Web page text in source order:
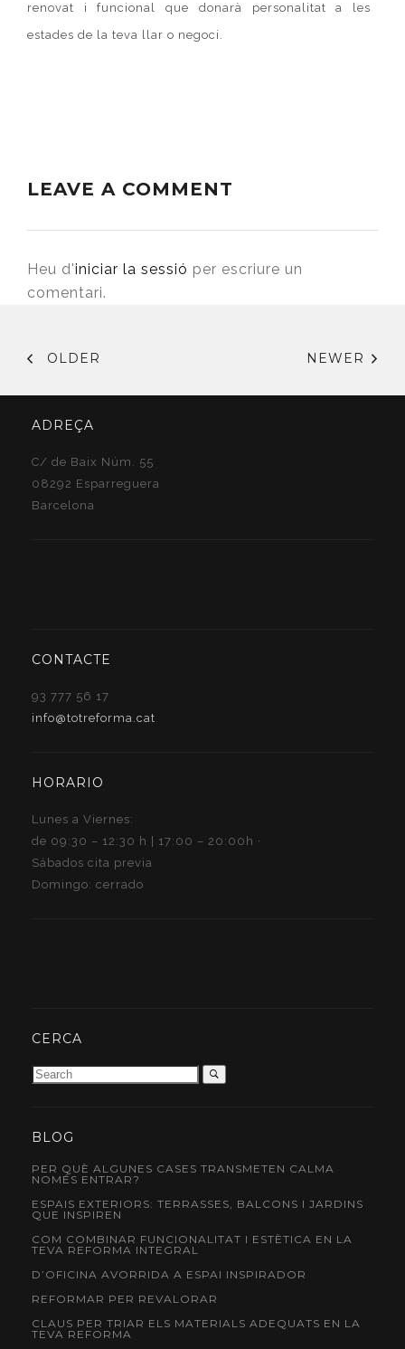
renovat i funcional que donarà personalitat a les
estades de la teva llar o negoci.
LEAVE A COMMENT
Heu d'iniciar la sessió per escriure un
comentari.
OLDER NEWER
ADREÇA
C/ de Baix Núm. 55
08292 Esparreguera
Barcelona
CONTACTE
93 777 56 17
info@totreforma.cat
HORARIO
Lunes a Viernes:
de 09:30 – 12:30 h | 17:00 – 20:00h ·
Sábados cita previa
Domingo: cerrado
CERCA
BLOG
PER QUÈ ALGUNES CASES TRANSMETEN CALMA
NOMÉS ENTRAR?
ESPAIS EXTERIORS: TERRASSES, BALCONS I JARDINS
QUE INSPIREN
COM COMBINAR FUNCIONALITAT I ESTÈTICA EN LA
TEVA REFORMA INTEGRAL
D’OFICINA AVORRIDA A ESPAI INSPIRADOR
REFORMAR PER REVALORAR
CLAUS PER TRIAR ELS MATERIALS ADEQUATS EN LA
TEVA REFORMA